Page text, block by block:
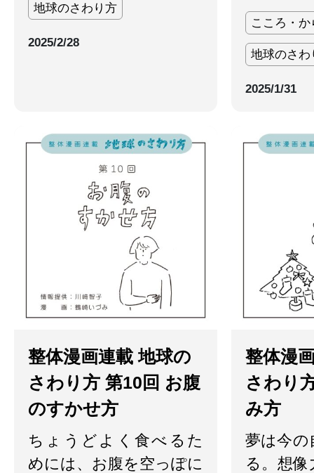
地球のさわり方
2025/2/28
こころ・か
地球のさわ
2025/1/31
整体漫画連載 地球の
さわり方 第10回 お腹
のすかせ方
ちょうどよく食べるた
めには、お腹を空っぽに
整体漫
さわり
み方
夢は今の
る。想